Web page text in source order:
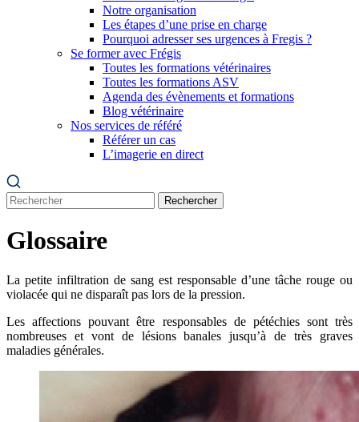
Notre organisation
Les étapes d’une prise en charge
Pourquoi adresser ses urgences à Fregis ?
Se former avec Frégis
Toutes les formations vétérinaires
Toutes les formations ASV
Agenda des évènements et formations
Blog vétérinaire
Nos services de référé
Référer un cas
L’imagerie en direct
Rechercher
Glossaire
La petite infiltration de sang est responsable d’une tâche rouge ou
violacée qui ne disparaît pas lors de la pression.
Les affections pouvant être responsables de pétéchies sont très
nombreuses et vont de lésions banales jusqu’à de très graves
maladies générales.